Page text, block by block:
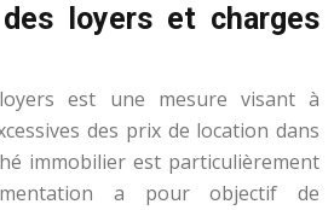
des loyers et charges
loyers est une mesure visant à
des prix de location dans
immobilier est particulièrement
a pour objectif de